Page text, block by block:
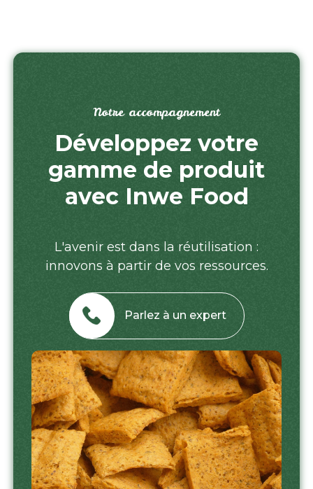
Notre accompagnement
Développez votre
gamme de produit
avec Inwe Food
L'avenir est dans la réutilisation :
innovons à partir de vos ressources.
Parlez à un expert